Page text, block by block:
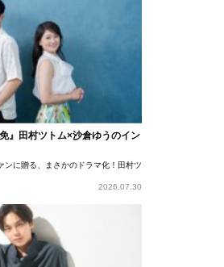
』田村ツトム×沙倉ゆうのイン
ンに贈る、まさかのドラマ化！田村ツトム×沙倉ゆうのが語
2026.07.30